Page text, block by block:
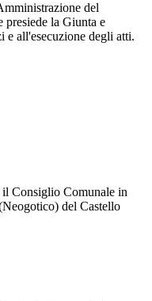
del
presiede la Giunta e
e all'esecuzione degli atti.
Consiglio Comunale in
del Castello